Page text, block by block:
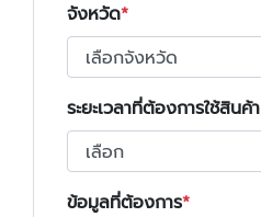
จังหวัด
ระยะเวลาที่ต้องการใช้สินค้า
ข้อมูลที่ต้องการ